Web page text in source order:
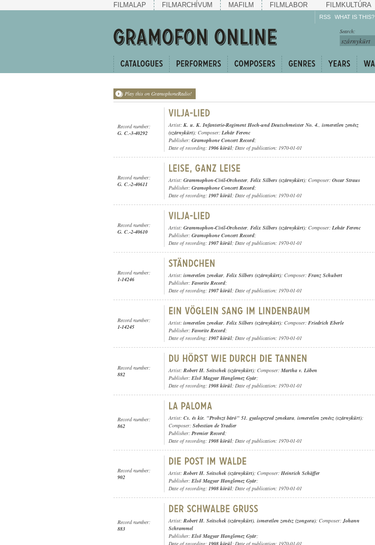
FILMALAP FILMARCHÍVUM MAFILM FILMLABOR FILMKULTÚRA
RSS WHAT IS THIS?
Search:
Play this on GramophoneRadio!
Record number:
G. C.-3-40292
Artist: K. u. K. Infanterie-Regiment Hoch-und Deutschmeister No. 4., ismeretlen zenész
(szárnykürt); Composer: Lehár Ferenc
Publisher: Gramophone Concert Record;
Date of recording: 1906 körül; Date of publication: 1970-01-01
Record number:
G. C.-2-40611
Artist: Grammophon-Civil-Orchester, Felix Silbers (szárnykürt); Composer: Oscar Straus
Publisher: Gramophone Concert Record;
Date of recording: 1907 körül; Date of publication: 1970-01-01
Record number:
G. C.-2-40610
Artist: Grammophon-Civil-Orchester, Felix Silbers (szárnykürt); Composer: Lehár Ferenc
Publisher: Gramophone Concert Record;
Date of recording: 1907 körül; Date of publication: 1970-01-01
Record number:
1-14246
Artist: ismeretlen zenekar, Felix Silbers (szárnykürt); Composer: Franz Schubert
Publisher: Favorite Record;
Date of recording: 1907 körül; Date of publication: 1970-01-01
Record number:
1-14245
Artist: ismeretlen zenekar, Felix Silbers (szárnykürt); Composer: Friedrich Eberle
Publisher: Favorite Record;
Date of recording: 1907 körül; Date of publication: 1970-01-01
Record number:
882
Artist: Robert H. Seitschek (szárnykürt); Composer: Martha v. Löben
Publisher: Első Magyar Hanglemez Gyár;
Date of recording: 1908 körül; Date of publication: 1970-01-01
Record number:
862
Artist: Cs. és kir. "Probszt báró" 51. gyalogezred zenekara, ismeretlen zenész (szárnykürt);
Composer: Sebestian de Yradier
Publisher: Premier Record;
Date of recording: 1908 körül; Date of publication: 1970-01-01
Record number:
902
Artist: Robert H. Seitschek (szárnykürt); Composer: Heinrich Schäffer
Publisher: Első Magyar Hanglemez Gyár;
Date of recording: 1908 körül; Date of publication: 1970-01-01
Record number:
883
Artist: Robert H. Seitschek (szárnykürt), ismeretlen zenész (zongora); Composer:Johann
Schrammel
Publisher: Első Magyar Hanglemez Gyár;
Date of recording: 1908 körül; Date of publication: 1970-01-01